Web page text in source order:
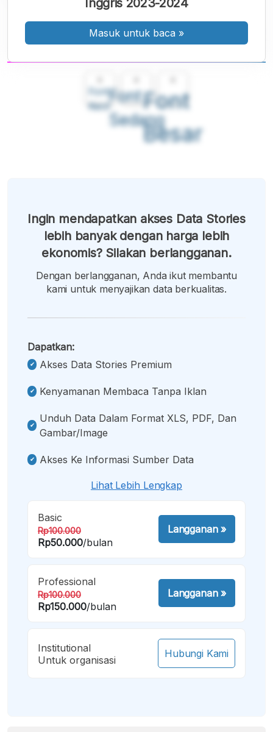
Font
Kecil
Font
Sedang
Font
Besar
Inggris 2023-2024
Masuk untuk baca »
Ingin mendapatkan akses Data Stories
lebih banyak dengan harga lebih
ekonomis? Silakan berlangganan.
Dengan berlangganan, Anda ikut membantu
kami untuk menyajikan data berkualitas.
Dapatkan:
Akses Data Stories Premium
Kenyamanan Membaca Tanpa Iklan
Unduh Data Dalam Format XLS, PDF, Dan
Gambar/image
Akses Ke Informasi Sumber Data
Lihat Lebih Lengkap
Basic
Rp100.000
Rp50.000/bulan
Langganan»
Professional
Rp100.000
Rp150.000/bulan
Langganan»
Institutional
Untuk organisasi
Hubungi Kami